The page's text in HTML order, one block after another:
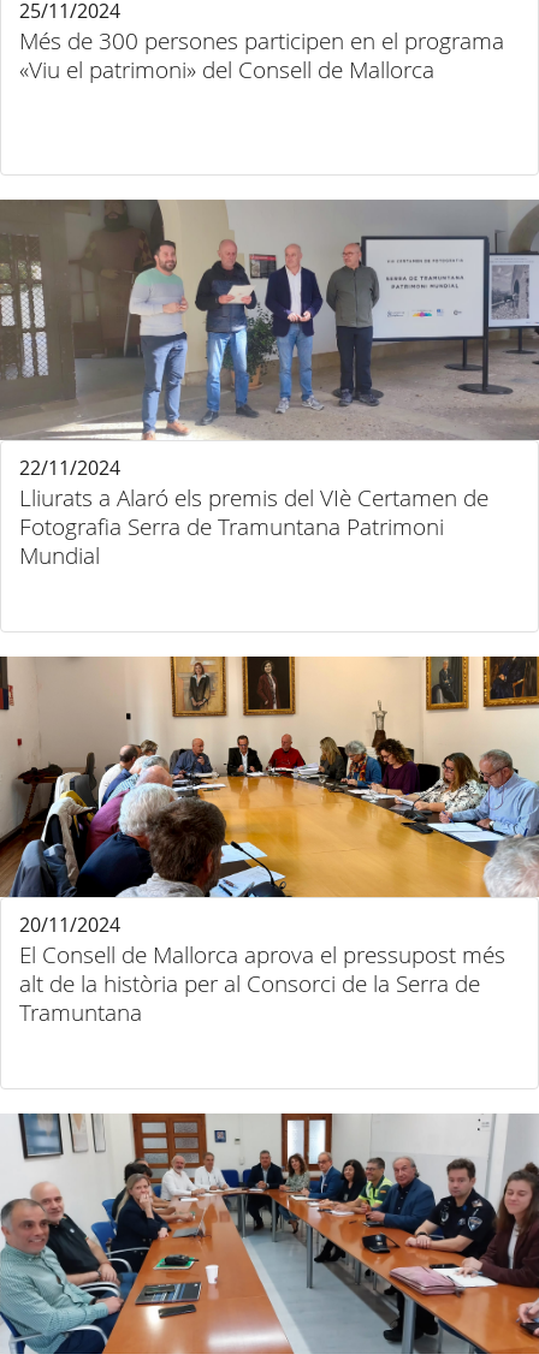
Més de 300 persones participen en el programa
«Viu el patrimoni» del Consell de Mallorca
25/11/2024
Lliurats a Alaró els premis del VIè Certamen de
Fotografia Serra de Tramuntana Patrimoni
Mundial
22/11/2024
El Consell de Mallorca aprova el pressupost més
alt de la història per al Consorci de la Serra de
Tramuntana
20/11/2024